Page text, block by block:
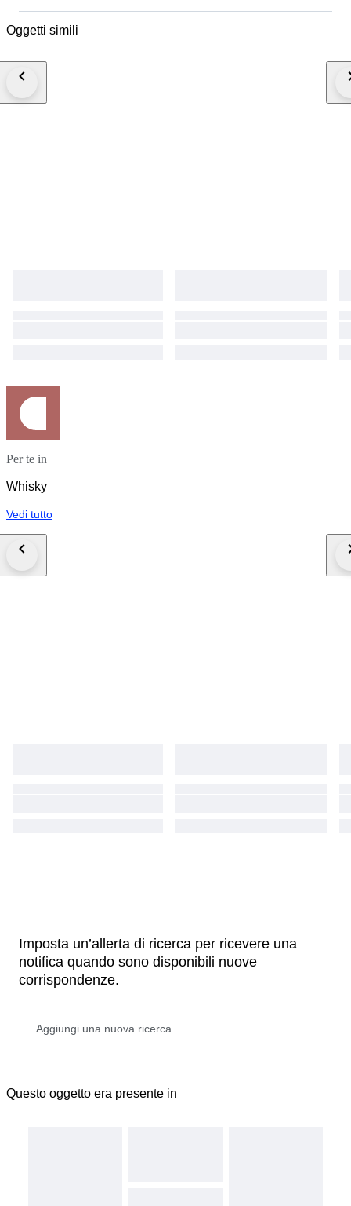
preserving The Glenlivet’s signature fruity character. The 18 Years Old
of dried fruits, toffee, oak and gentle spice, offering remarkable balance
with bubble wrap and protective materials. Tracked and insured shipping.
Original packaging included: Yes
Oggetti simili
Per te in
Whisky
Vedi tutto
Imposta un’allerta di ricerca per ricevere una
notifica quando sono disponibili nuove
corrispondenze.
Questo oggetto era presente in